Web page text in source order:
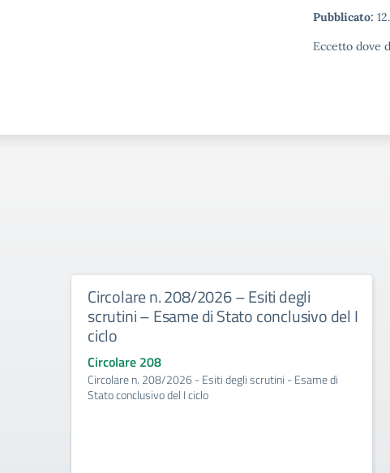
Pubblicato:
Eccetto dove
Circolare n. 208/2026 – Esiti degli
scrutini – Esame di Stato conclusivo del I
ciclo
Circolare 208
Circolare n. 208/2026 - Esiti degli scrutini - Esame di
Stato conclusivo del I ciclo